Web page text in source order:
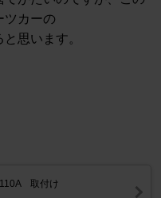
ツカーの
思います。
取付け